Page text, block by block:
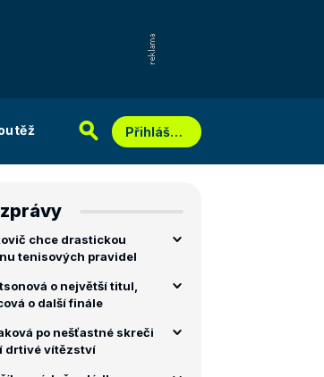
Přihlášení
chce drastickou
tenisových pravidel
o největší titul,
o další finále
po nešťastné skreči
drtivé vítězství